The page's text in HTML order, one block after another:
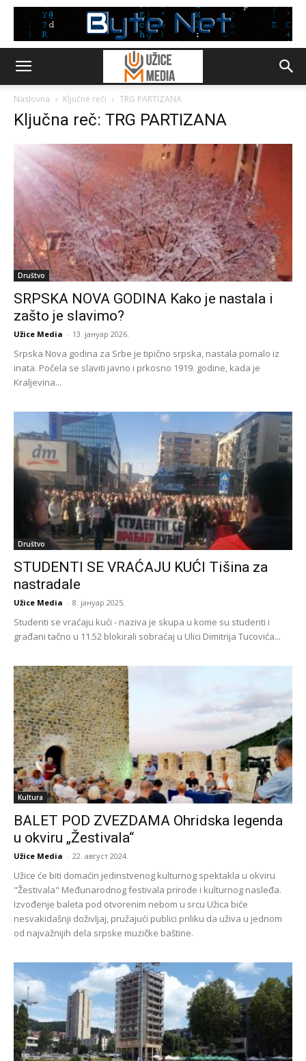
Naslovna Ključne reči TRG PARTIZANA
Ključna reč: TRG PARTIZANA
Društvo
SRPSKA NOVA GODINA Kako je nastala i
zašto je slavimo?
Užice Media - 13. јануар 2026.
Srpska Nova godina za Srbe je tipično srpska, nastala pomalo iz
inata. Počela se slaviti javno i prkosno 1919. godine, kada je
Kraljevina...
Društvo
STUDENTI SE VRAĆAJU KUĆI Tišina za
nastradale
Užice Media - 8. јануар 2025.
Studenti se vraćaju kući - naziva je skupa u kome su studenti i
građani tačno u 11.52 blokirali sobraćaj u Ulici Dimitrija Tucovića...
Kultura
BALET POD ZVEZDAMA Ohridska legenda
u okviru „Žestivala“
Užice Media - 22. август 2024.
Užice će biti domaćin jedinstvenog kulturnog spektakla u okviru
"Žestivala" Međunarodnog festivala prirode i kulturnog nasleđa.
Izvođenje baleta pod otvorenim nebom u srcu Užica biće
nesvakidašnji doživljaj, pružajući publici priliku da uživa u jednom
od najvažnijih dela srpske muzičke baštine.